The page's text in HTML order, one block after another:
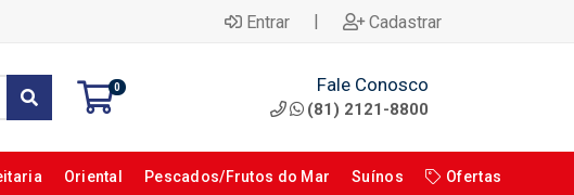
Entrar | Cadastrar
0 Fale Conosco
(81) 2121-8800
Oriental Pescados/Frutos do Mar Suínos Ofertas